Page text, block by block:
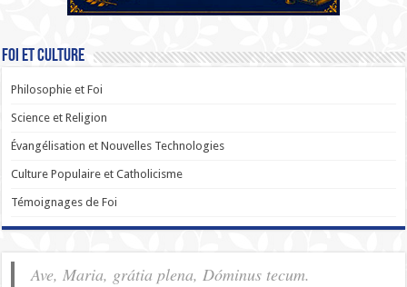
Foi et Culture
Philosophie et Foi
Science et Religion
Évangélisation et Nouvelles Technologies
Culture Populaire et Catholicisme
Témoignages de Foi
Ave, Maria, grátia plena, Dóminus tecum.